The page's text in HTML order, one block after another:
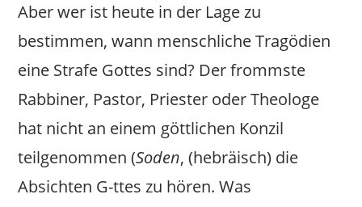
Aber wer ist heute in der Lage zu
bestimmen, wann menschliche Tragödien
eine Strafe Gottes sind? Der frommste
Rabbiner, Pastor, Priester oder Theologe
hat nicht an einem göttlichen Konzil
teilgenommen (Soden, (hebräisch) die
Absichten G-ttes zu hören. Was